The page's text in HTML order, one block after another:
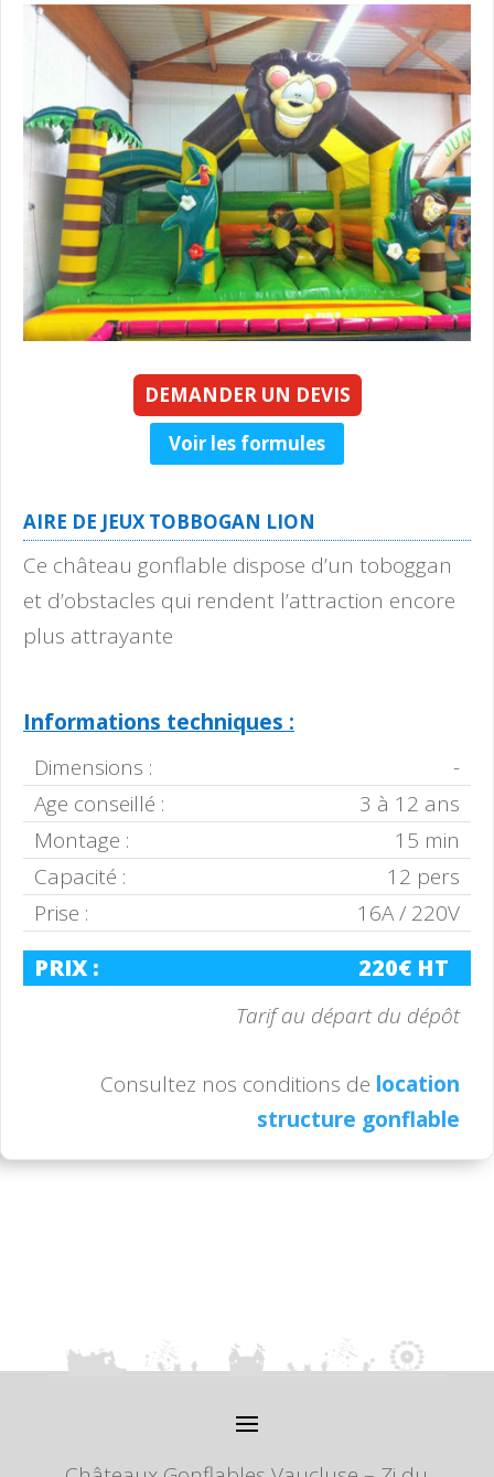
DEMANDER UN DEVIS
Voir les formules
AIRE DE JEUX TOBBOGAN LION
Ce château gonflable dispose d’un toboggan
et d’obstacles qui rendent l’attraction encore
plus attrayante
Informations techniques :
Dimensions :
-
Age conseillé :
3 à 12 ans
Montage :
15 min
Capacité :
12 pers
Prise :
16A / 220V
PRIX : 220€ HT
Tarif au départ du dépôt
Consultez nos conditions de location
structure gonflable